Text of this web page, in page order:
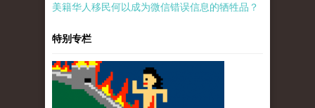
美籍华人移民何以成为微信错误信息的牺牲品？
特别专栏